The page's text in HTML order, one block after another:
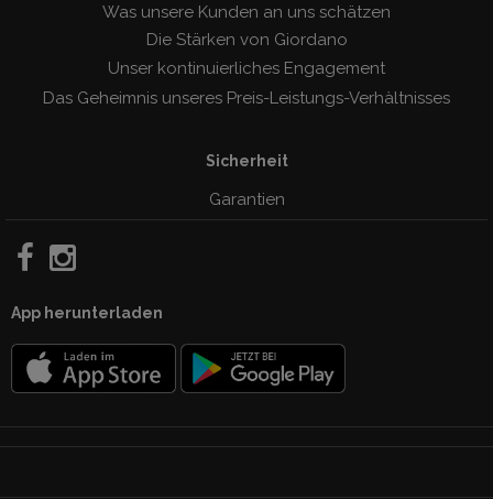
Was unsere Kunden an uns schätzen
Die Stärken von Giordano
Unser kontinuierliches Engagement
Das Geheimnis unseres Preis-Leistungs-Verhàltnisses
Sicherheit
Garantien
App herunterladen